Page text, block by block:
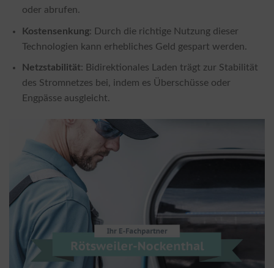
oder abrufen.
Kostensenkung: Durch die richtige Nutzung dieser
Technologien kann erhebliches Geld gespart werden.
Netzstabilität: Bidirektionales Laden trägt zur Stabilität
des Stromnetzes bei, indem es Überschüsse oder
Engpässe ausgleicht.